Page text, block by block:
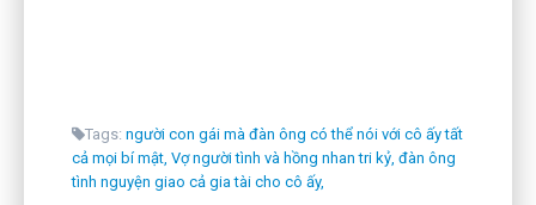
Tags: người con gái mà đàn ông có thể nói với cô ấy tất
cả mọi bí mật, Vợ người tình và hồng nhan tri kỷ, đàn ông
tình nguyện giao cả gia tài cho cô ấy,